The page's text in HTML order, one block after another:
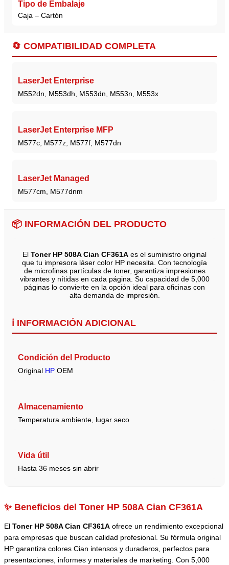
Tipo de Embalaje
Caja – Cartón
🔄 COMPATIBILIDAD COMPLETA
LaserJet Enterprise
M552dn, M553dh, M553dn, M553n, M553x
LaserJet Enterprise MFP
M577c, M577z, M577f, M577dn
LaserJet Managed
M577cm, M577dnm
📦 INFORMACIÓN DEL PRODUCTO
El Toner HP 508A Cian CF361A es el suministro original
que tu impresora láser color HP necesita. Con tecnología
de microfinas partículas de toner, garantiza impresiones
vibrantes y nítidas en cada página. Su capacidad de 5,000
páginas lo convierte en la opción ideal para oficinas con
alta demanda de impresión.
ℹ️ INFORMACIÓN ADICIONAL
Condición del Producto
Original HP OEM
Almacenamiento
Temperatura ambiente, lugar seco
Vida útil
Hasta 36 meses sin abrir
✨ Beneficios del Toner HP 508A Cian CF361A
El Toner HP 508A Cian CF361A ofrece un rendimiento excepcional
para empresas que buscan calidad profesional. Su fórmula original
HP garantiza colores Cian intensos y duraderos, perfectos para
presentaciones, informes y materiales de marketing. Con 5,000